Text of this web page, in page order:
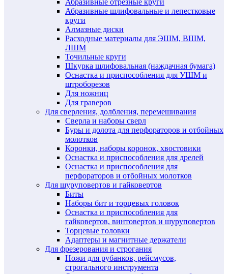
Абразивные шлифовальные и лепестковые
круги
Алмазные диски
Расходные материалы для ЭШМ, ВШМ,
ЛШМ
Точильные круги
Шкурка шлифовальная (наждачная бумага)
Оснастка и приспособления для УШМ и
штроборезов
Для ножниц
Для граверов
Для сверления, долбления, перемешивания
Сверла и наборы сверл
Буры и долота для перфораторов и отбойных
молотков
Коронки, наборы коронок, хвостовики
Оснастка и приспособления для дрелей
Оснастка и приспособления для
перфораторов и отбойных молотков
Для шуруповертов и гайковертов
Биты
Наборы бит и торцевых головок
Оснастка и приспособления для
гайковертов, винтовертов и шуруповертов
Торцевые головки
Адаптеры и магнитные держатели
Для фрезерования и строгания
Ножи для рубанков, рейсмусов,
строгального инструмента